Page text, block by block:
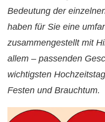
Bedeutung der
haben für Sie eine
zusammengestellt mit
allem – passenden
wichtigsten
Festen und Brauchtum.